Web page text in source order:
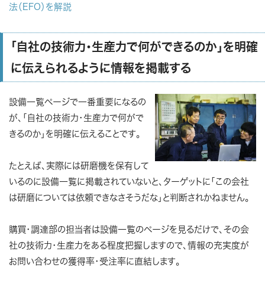
法（EFO）を解説
「自社の技術力・生産力で何ができるのか」を明確
に伝えられるように情報を掲載する
設備一覧ページで一番重要になるの
が、「自社の技術力・生産力で何がで
きるのか」を明確に伝えることです。
たとえば、実際には研磨機を保有して
いるのに設備一覧に掲載されていないと、ターゲットに「この会社
は研磨については依頼できなさそうだな」と判断されかねません。
購買・調達部の担当者は設備一覧のページを見るだけで、その会
社の技術力・生産力をある程度把握しますので、情報の充実度が
お問い合わせの獲得率・受注率に直結します。